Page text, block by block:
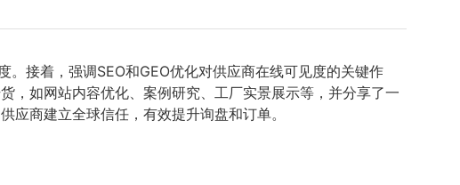
接着，强调SEO和GEO优化对供应商在线可见度的关键作
，如网站内容优化、案例研究、工厂实景展示等，并分享了一
商建立全球信任，有效提升询盘和订单。